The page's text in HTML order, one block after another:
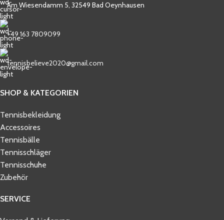
Am Wiesendamm 5, 32549 Bad Oeynhausen
+49 163 7809099
tennisbelieve2020@gmail.com
SHOP & KATEGORIEN
Tennisbekleidung
Accessoires
Tennisbälle
Tennisschläger
Tennisschuhe
Zubehör
SERVICE